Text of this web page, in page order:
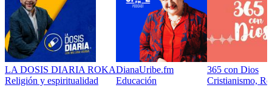
LA DOSIS DIARIA ROKA
Religión y espiritualidad
DianaUribe.fm
Educación
365 con Dios
Cristianismo,